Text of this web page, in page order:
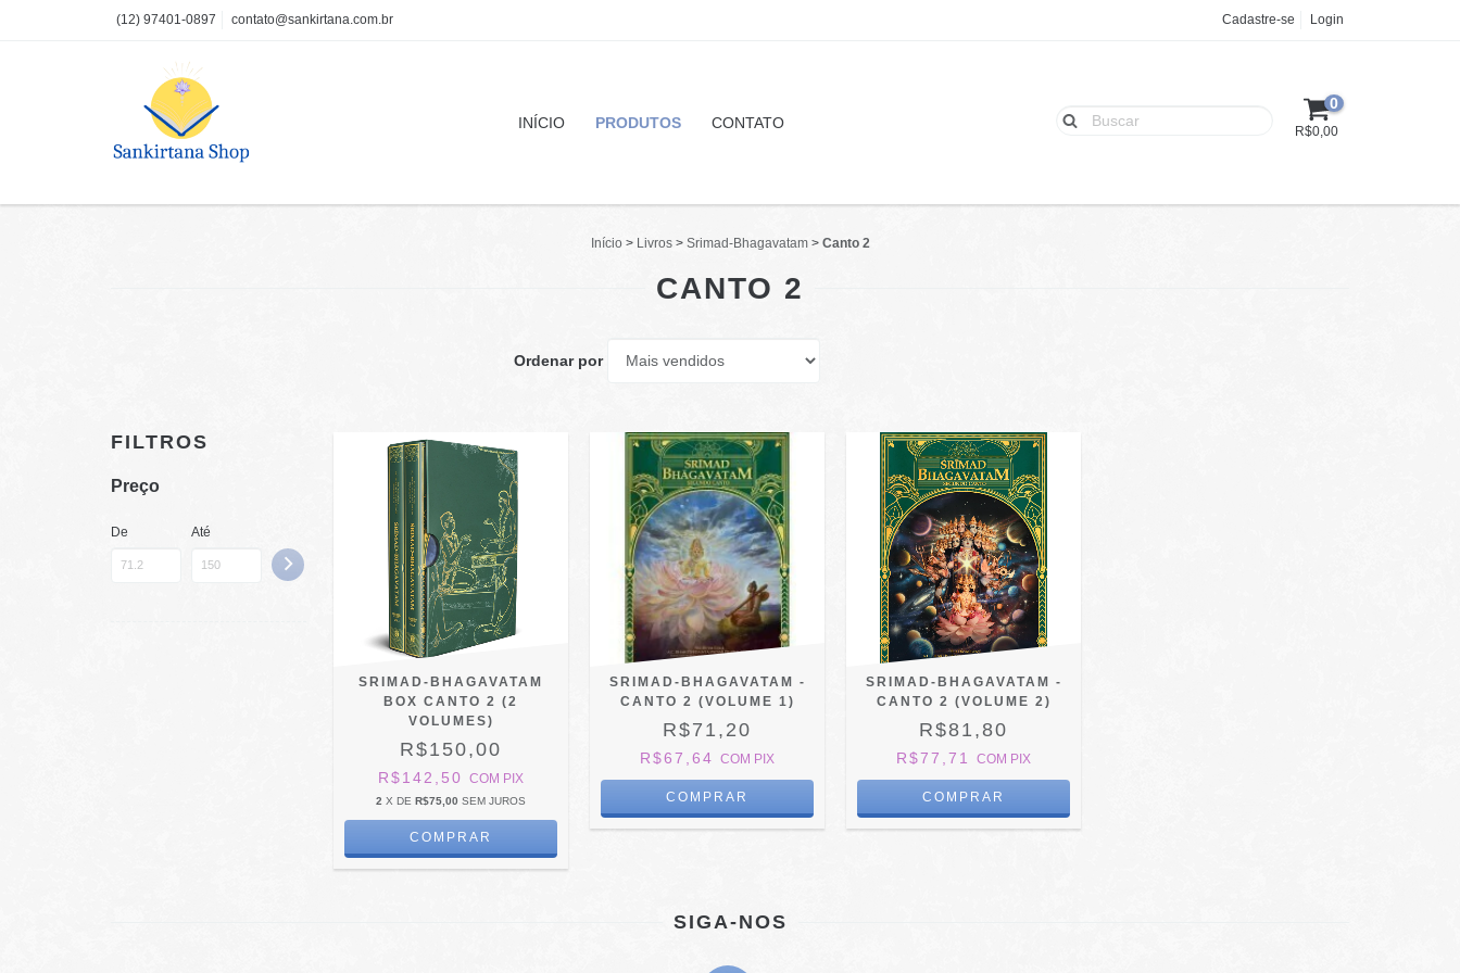
(12) 97401-0897 contato@sankirtana.com.br Cadastre-se Login
INÍCIO PRODUTOS CONTATO
0
R$0,00
Início > Livros > Srimad-Bhagavatam > Canto 2
CANTO 2
Ordenar por
FILTROS
Preço
De Até
SRIMAD-BHAGAVATAM
BOX CANTO 2 (2
VOLUMES)
R$150,00
R$142,50COM PIX
2 X DER$75,00 SEM JUROS
SRIMAD-BHAGAVATAM -
CANTO 2 (VOLUME 1)
R$71,20
R$67,64COM PIX
SRIMAD-BHAGAVATAM -
CANTO 2 (VOLUME 2)
R$81,80
R$77,71COM PIX
SIGA-NOS